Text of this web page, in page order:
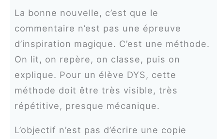
La bonne nouvelle, c’est que le
commentaire n’est pas une épreuve
d’inspiration magique. C’est une méthode.
On lit, on repère, on classe, puis on
explique. Pour un élève DYS, cette
méthode doit être très visible, très
répétitive, presque mécanique.
L’objectif n’est pas d’écrire une copie